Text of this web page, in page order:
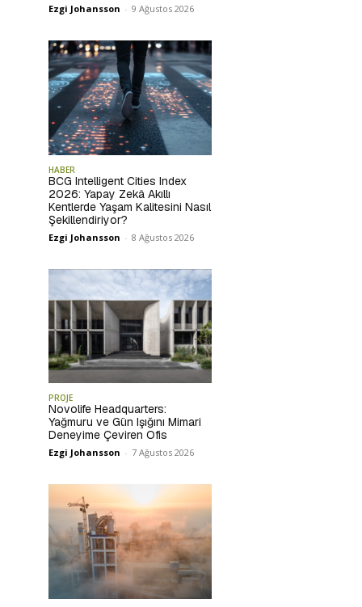
Ezgi Johansson - 9 Ağustos 2026
HABER
BCG Intelligent Cities Index
2026: Yapay Zekâ Akıllı
Kentlerde Yaşam Kalitesini Nasıl
Şekillendiriyor?
Ezgi Johansson - 8 Ağustos 2026
PROJE
Novolife Headquarters:
Yağmuru ve Gün Işığını Mimari
Deneyime Çeviren Ofis
Ezgi Johansson - 7 Ağustos 2026